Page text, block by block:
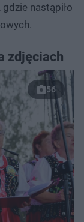
nastąpiło
zdjęciach
56